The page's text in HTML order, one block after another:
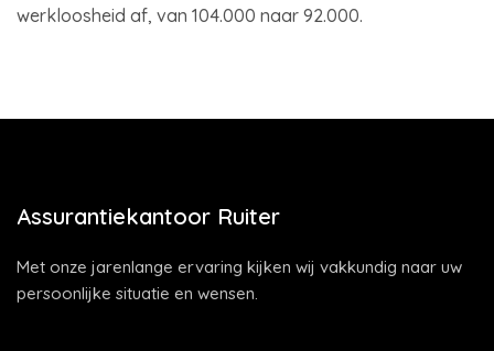
werkloosheid af, van 104.000 naar 92.000.
Assurantiekantoor Ruiter
Met onze jarenlange ervaring kijken wij vakkundig naar uw
persoonlijke situatie en wensen.